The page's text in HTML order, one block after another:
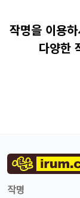
작명을 이용
다양한
작명